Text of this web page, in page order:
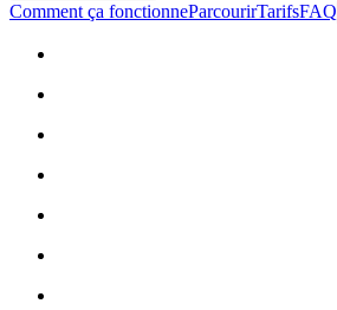
Comment ça fonctionneParcourirTarifsFAQ